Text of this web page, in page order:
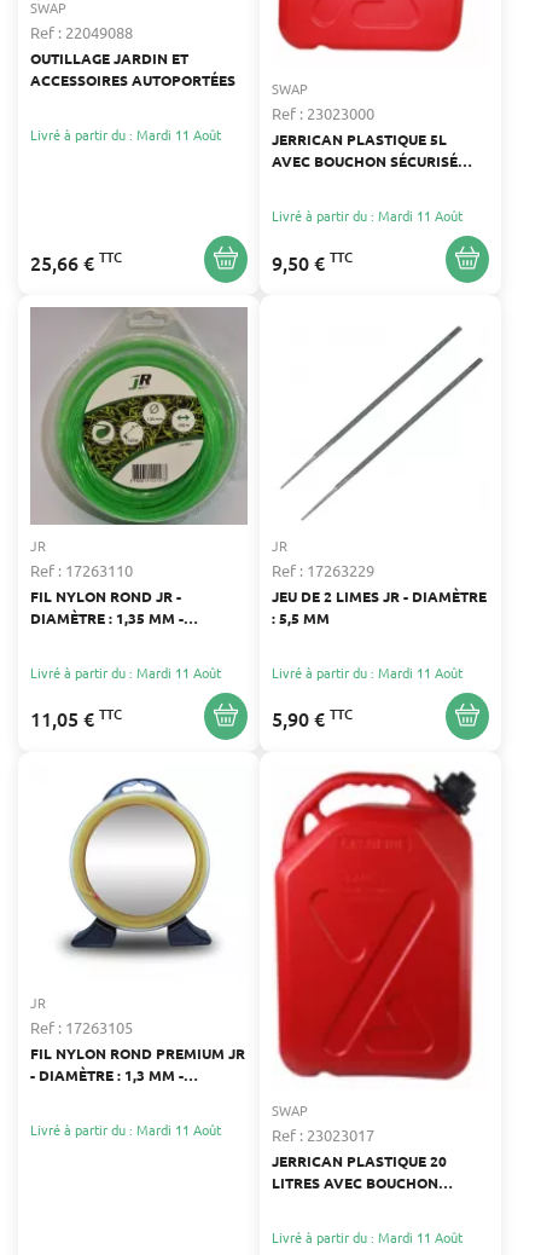
SWAP
Ref : 22049088
OUTILLAGE JARDIN ET
ACCESSOIRES AUTOPORTÉES
Livré à partir du : Mardi 11 Août
25,66 € TTC
SWAP
Ref : 23023000
JERRICAN PLASTIQUE 5L
AVEC BOUCHON SÉCURISÉ
Livré à partir du : Mardi 11 Août
9,50 € TTC
JR
Ref : 17263110
FIL NYLON ROND JR -
DIAMÈTRE : 1,35 MM -
Livré à partir du : Mardi 11 Août
11,05 € TTC
JR
Ref : 17263229
JEU DE 2 LIMES JR - DIAMÈTRE
: 5,5 MM
Livré à partir du : Mardi 11 Août
5,90 € TTC
JR
Ref : 17263105
FIL NYLON ROND PREMIUM JR
- DIAMÈTRE : 1,3 MM -
Livré à partir du : Mardi 11 Août
SWAP
Ref : 23023017
JERRICAN PLASTIQUE 20
LITRES AVEC BOUCHON
Livré à partir du : Mardi 11 Août